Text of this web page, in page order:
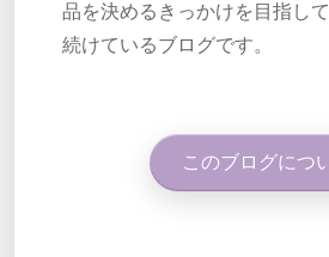
品を決めるきっかけを目指し
続けているブログです。
このブログにつ